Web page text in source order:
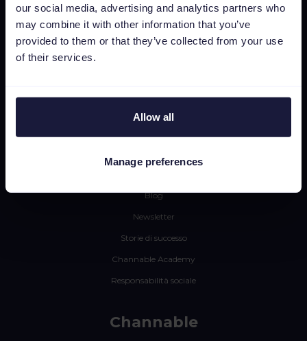
our social media, advertising and analytics partners who
may combine it with other information that you’ve
provided to them or that they’ve collected from your use
of their services.
Allow all
Manage preferences
Insights & Analytics
Integrazioni
Blog
Newsletter
Storie di successo
Channable Academy
Responsabilità sociale
Channable